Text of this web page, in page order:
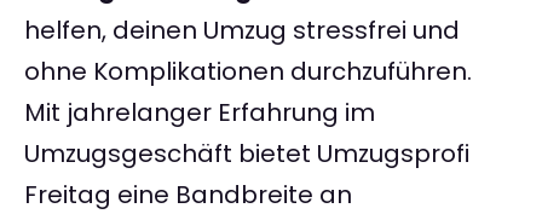
helfen, deinen Umzug stressfrei und
ohne Komplikationen durchzuführen.
Mit jahrelanger Erfahrung im
Umzugsgeschäft bietet Umzugsprofi
Freitag eine Bandbreite an